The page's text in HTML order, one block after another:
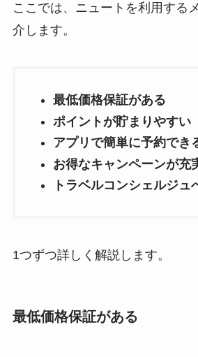
ここでは、ニュートを利用する
介します。
最低価格保証がある
ポイントが貯まりやすい
アプリで簡単に予約でき
お得なキャンペーンが充
トラベルコンシェルジュ
1つずつ詳しく解説します。
最低価格保証がある